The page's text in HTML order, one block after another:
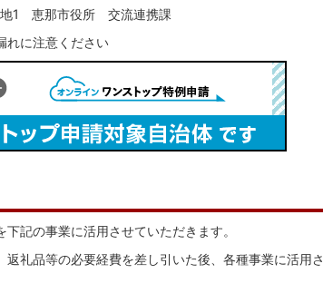
1 恵那市役所 交流連携課
れに注意ください
記の事業に活用させていただきます。
返礼品等の必要経費を差し引いた後、各種事業に活用さ